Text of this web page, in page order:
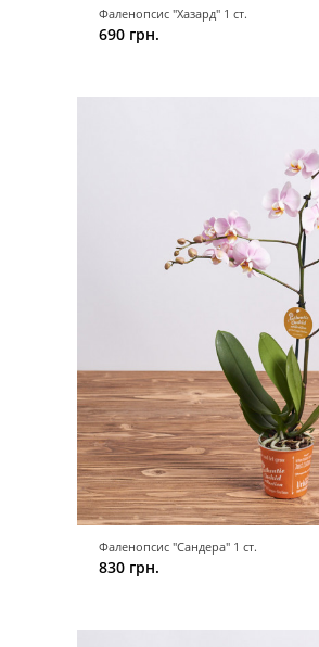
Фаленопсис "Хазард" 1 ст.
690 грн.
Фаленопсис "Сандера" 1 ст.
830 грн.